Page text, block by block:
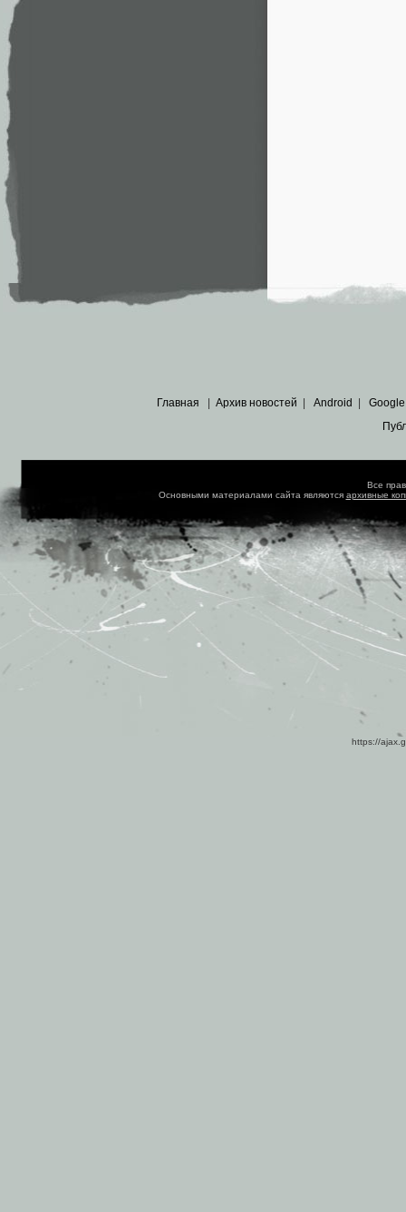
Главная Архив новостей Android Google
Все
Основными материалами сайта являются архивные
https://